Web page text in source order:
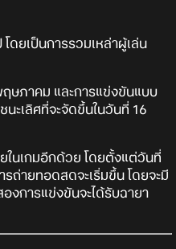
ดยเป็นการรวมเหล่าผู้เล่น
ษภาคม และการแข่งขันแบบ
ะเลิศที่จะจัดขึ้นในวันที่ 16
ในเกมอีกด้วย โดยตั้งแต่วันที่
ถ่ายทอดสดจะเริ่มขึ้น โดยจะมี
งการแข่งขันจะได้รับฉายา